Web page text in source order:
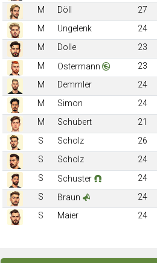
M
Döll 27
M
Ungelenk 24
M
Dolle 23
M
Ostermann 23
M
Demmler 24
M
Simon 24
M
Schubert 21
S
Scholz 26
S
Scholz 24
S
Schuster 24
S
Braun 24
S
Maier 24